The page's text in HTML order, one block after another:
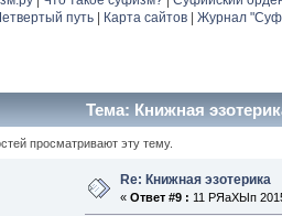
путь| Карта сайтов| Журнал
Тема: Книжная
просматривают эту тему.
Re: Книжная эзотерика
« Ответ #9 : 11 РЯаХЫп